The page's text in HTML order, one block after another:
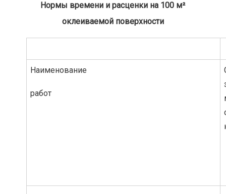
Нормы времени и расценки на 100 м²
оклеиваемой поверхности
Наименование
работ